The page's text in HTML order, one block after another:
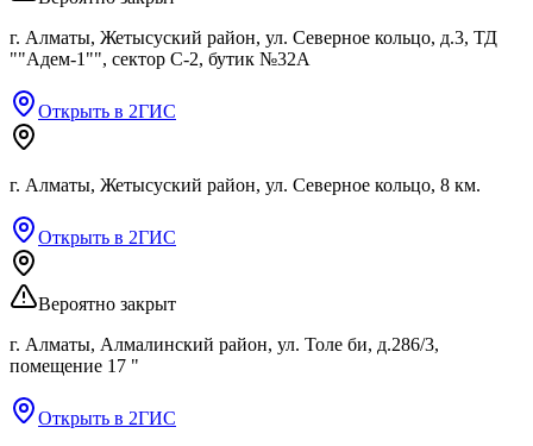
г. Алматы, Жетысуский район, ул. Северное кольцо, д.3, ТД
""Адем-1"", сектор С-2, бутик №32А
Открыть в 2ГИС
г. Алматы, Жетысуский район, ул. Северное кольцо, 8 км.
Открыть в 2ГИС
Вероятно закрыт
г. Алматы, Алмалинский район, ул. Толе би, д.286/3,
помещение 17 "
Открыть в 2ГИС